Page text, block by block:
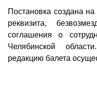
Постановка создана
реквизита,
соглашения о
Челябинской
редакцию балета